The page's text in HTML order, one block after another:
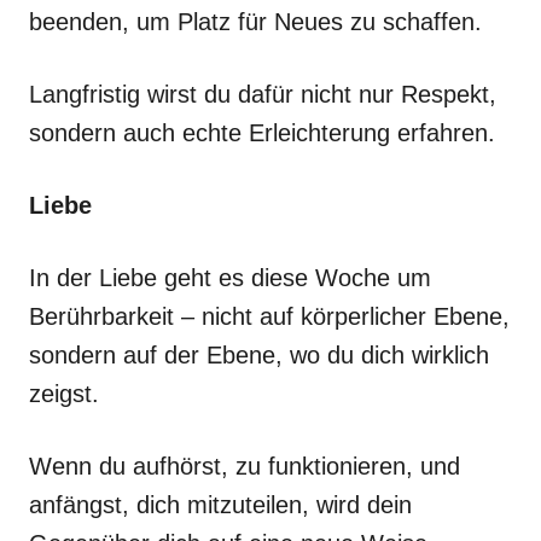
beenden, um Platz für Neues zu schaffen.
Langfristig wirst du dafür nicht nur Respekt,
sondern auch echte Erleichterung erfahren.
Liebe
In der Liebe geht es diese Woche um
Berührbarkeit – nicht auf körperlicher Ebene,
sondern auf der Ebene, wo du dich wirklich
zeigst.
Wenn du aufhörst, zu funktionieren, und
anfängst, dich mitzuteilen, wird dein